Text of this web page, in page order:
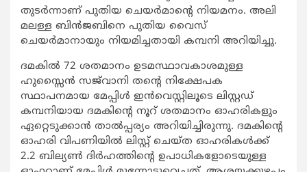
തുടര്‍ന്നാണ് പുതിയ ചെയര്‍മാന്റെ നിയമനം. അലി
മലള്ള ബിന്‍ജബിനെ പുതിയ വൈസ്
ചെയര്‍മാനായും നിയമിച്ചതായി കമ്പനി അറിയിച്ചു.
ദമകില്‍ 72 ശതമാനം ഉടമസ്ഥാവകാശമുള്ള
ഹുസ്സൈന്‍ സജ്‌വാനി തന്റെ നിക്ഷേപക
സ്ഥാപനമായ മേപ്പിള്‍ ഇന്‍വെസ്റ്റിലൂടെ ലിസ്റ്റഡ്
കമ്പനിയായ ദമകിന്റെ നൂറ് ശതമാനം ഓഹരികളും
ഏറ്റെടുക്കാന്‍ താല്‍പ്പര്യം അറിയിച്ചിരുന്നു. ദമകിന്റെ
ഓഹരി വിപണിയില്‍ ലിസ്റ്റ് ചെയ്ത ഓഹരികള്‍ക്ക്
2.2 ബില്യണ്‍ ദിര്‍ഹത്തിന്റെ ഉപാധികളോടെയുള്ള